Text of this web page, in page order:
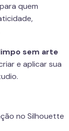
quem
sem arte
e aplicar sua
no Silhouette